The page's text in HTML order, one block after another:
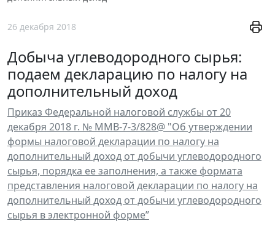
26 декабря 2018
Добыча углеводородного сырья:
подаем декларацию по налогу на
дополнительный доход
Приказ Федеральной налоговой службы от 20
декабря 2018 г. № ММВ-7-3/828@ "Об утверждении
формы налоговой декларации по налогу на
дополнительный доход от добычи углеводородного
сырья, порядка ее заполнения, а также формата
представления налоговой декларации по налогу на
дополнительный доход от добычи углеводородного
сырья в электронной форме”